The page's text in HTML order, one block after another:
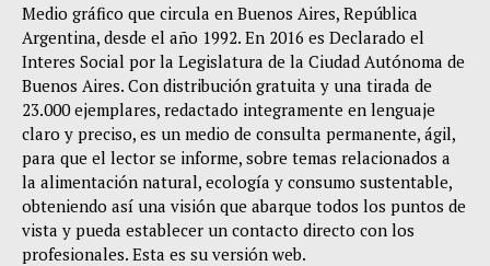
Medio gráfico que circula en Buenos Aires, República
Argentina, desde el año 1992. En 2016 es Declarado el
Interes Social por la Legislatura de la Ciudad Autónoma de
Buenos Aires. Con distribución gratuita y una tirada de
23.000 ejemplares, redactado integramente en lenguaje
claro y preciso, es un medio de consulta permanente, ágil,
para que el lector se informe, sobre temas relacionados a
la alimentación natural, ecología y consumo sustentable,
obteniendo así una visión que abarque todos los puntos de
vista y pueda establecer un contacto directo con los
profesionales. Esta es su versión web.